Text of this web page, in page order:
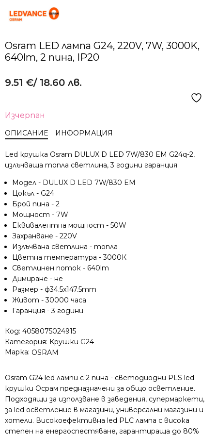
Osram LЕD лампa G24, 220V, 7W, 3000K,
640lm, 2 пина, IP20
9.51 €/ 18.60 лв.
Изчерпан
ОПИСАНИЕ ИНФОРМАЦИЯ
Led крушка Osram DULUX D LED 7W/830 EM G24q-2,
излъчваща топла светлина, 3 години гаранция
Модел - DULUX D LED 7W/830 EM
Цокъл - G24
Брой пина - 2
Мощност - 7W
Eквивалентна мощност - 50W
Захранване - 220V
Излъчвана светлина - топла
Цветна температура - 3000К
Светлинен поток - 640lm
Димиране - не
Размер - ф34.5x147.5mm
Живот - 30000 часа
Гаранция - 3 години
Код: 4058075024915
Категория: Крушки G24
Марка: OSRAM
Osram G24 led лампи с 2 пина - светодиодни PLS led
крушки Осрам предназначени за общо осветление.
Подходящи за използване в заведения, супермаркети,
за led осветление в магазини, универсални магазини и
хотели. Високоефективна led PLC лампа с висока
степен на енергоспестяване, гарантираща до 80%